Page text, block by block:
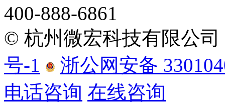
400-888-6861
© 杭州微宏科技有限公司
号-1
浙公网安备
电话咨询 在线咨询